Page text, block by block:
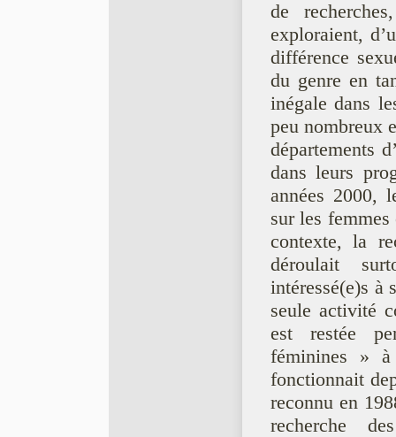
de
exploraient,
différence
du genre en
inégale dans
peu nombreux
départements
dans leurs
années 2000,
sur les
contexte, la
déroulait
intéressé(e)s à
seule activité
est restée
féminines » à
fonctionnait
reconnu en
recherche